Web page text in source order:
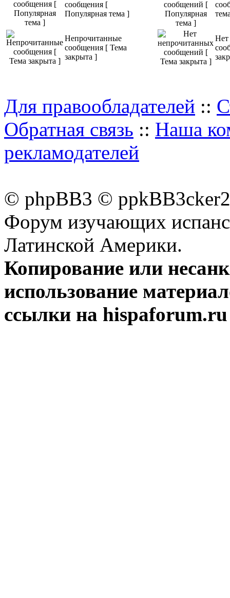
сообщения [
Популярная тема ]
Непрочитанные
сообщения [ Тема
закрыта ]
Нет
Для правообладателей ::
Обратная связь :: Наша
рекламодателей
© phpBB3 ©
Форум изучающих
Латинской Америки.
Копирование или
использование
ссылки на hispaforum.ru